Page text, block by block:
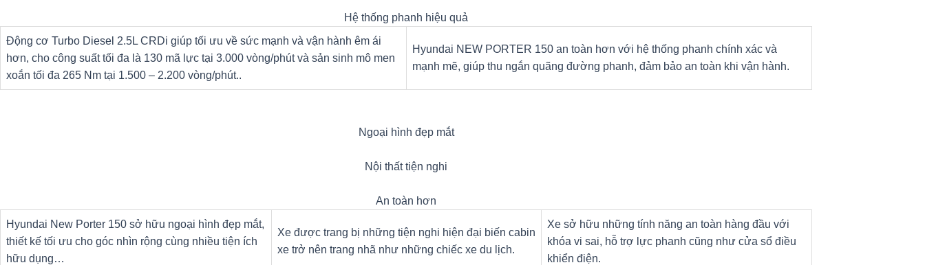
Hệ thống phanh hiệu quả
Động cơ Turbo Diesel 2.5L CRDi giúp tối ưu về sức mạnh và vận hành êm ái
hơn, cho công suất tối đa là 130 mã lực tại 3.000 vòng/phút và sản sinh mô men
xoắn tối đa 265 Nm tại 1.500 – 2.200 vòng/phút..
Hyundai NEW PORTER 150 an toàn hơn với hệ thống phanh chính xác và
mạnh mẽ, giúp thu ngắn quãng đường phanh, đảm bảo an toàn khi vận hành.
Ngoại hình đẹp mắt
Nội thất tiện nghi
An toàn hơn
Hyundai New Porter 150 sở hữu ngoại hình đẹp mắt,
thiết kế tối ưu cho góc nhìn rộng cùng nhiều tiện ích
hữu dụng…
Xe được trang bị những tiện nghi hiện đại biến cabin
xe trở nên trang nhã như những chiếc xe du lịch.
Xe sở hữu những tính năng an toàn hàng đầu với
khóa vi sai, hỗ trợ lực phanh cũng như cửa sổ điều
khiển điện.